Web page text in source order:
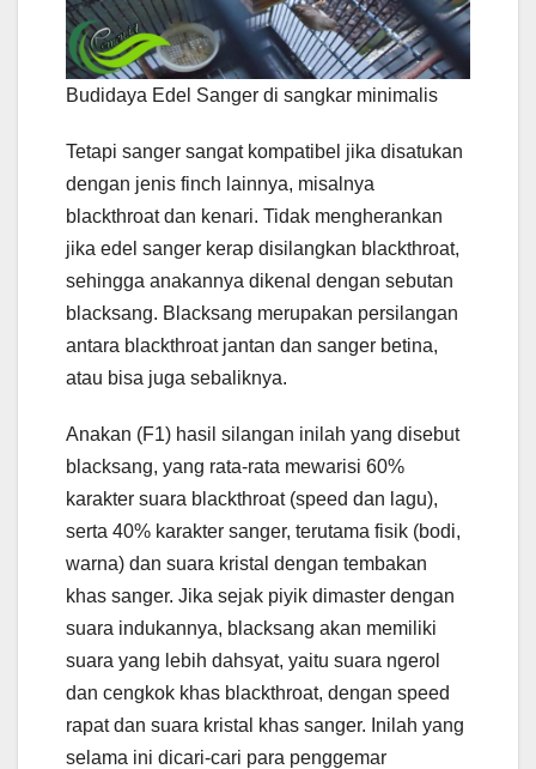
Budidaya Edel Sanger di sangkar minimalis
Tetapi sanger sangat kompatibel jika disatukan
dengan jenis finch lainnya, misalnya
blackthroat dan kenari. Tidak mengherankan
jika edel sanger kerap disilangkan blackthroat,
sehingga anakannya dikenal dengan sebutan
blacksang. Blacksang merupakan persilangan
antara blackthroat jantan dan sanger betina,
atau bisa juga sebaliknya.
Anakan (F1) hasil silangan inilah yang disebut
blacksang, yang rata-rata mewarisi 60%
karakter suara blackthroat (speed dan lagu),
serta 40% karakter sanger, terutama fisik (bodi,
warna) dan suara kristal dengan tembakan
khas sanger. Jika sejak piyik dimaster dengan
suara indukannya, blacksang akan memiliki
suara yang lebih dahsyat, yaitu suara ngerol
dan cengkok khas blackthroat, dengan speed
rapat dan suara kristal khas sanger. Inilah yang
selama ini dicari-cari para penggemar